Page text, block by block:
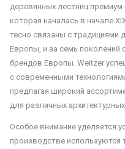
деревянных лестниц
которая началась в начале
тесно связаны с традициями
Европы, и за семь поколений
брендов Европы. Weitzer
с современными
предлагая широкий
для различных
Особое внимание уделяется
производстве